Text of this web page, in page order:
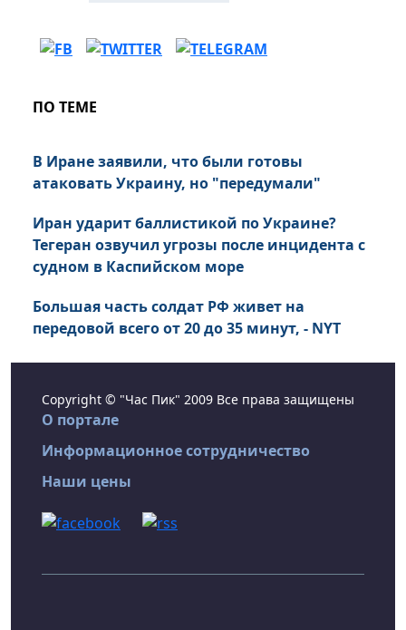
ПО ТЕМЕ
В Иране заявили, что были готовы
атаковать Украину, но "передумали"
Иран ударит баллистикой по Украине?
Тегеран озвучил угрозы после инцидента с
судном в Каспийском море
Большая часть солдат РФ живет на
передовой всего от 20 до 35 минут, - NYT
Copyright © "Час Пик" 2009 Все права защищены
О портале
Информационное сотрудничество
Наши цены